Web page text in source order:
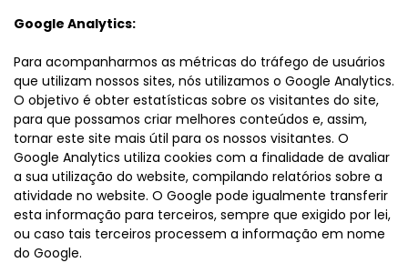
Google Analytics:
Para acompanharmos as métricas do tráfego de usuários
que utilizam nossos sites, nós utilizamos o Google Analytics.
O objetivo é obter estatísticas sobre os visitantes do site,
para que possamos criar melhores conteúdos e, assim,
tornar este site mais útil para os nossos visitantes. O
Google Analytics utiliza cookies com a finalidade de avaliar
a sua utilização do website, compilando relatórios sobre a
atividade no website. O Google pode igualmente transferir
esta informação para terceiros, sempre que exigido por lei,
ou caso tais terceiros processem a informação em nome
do Google.